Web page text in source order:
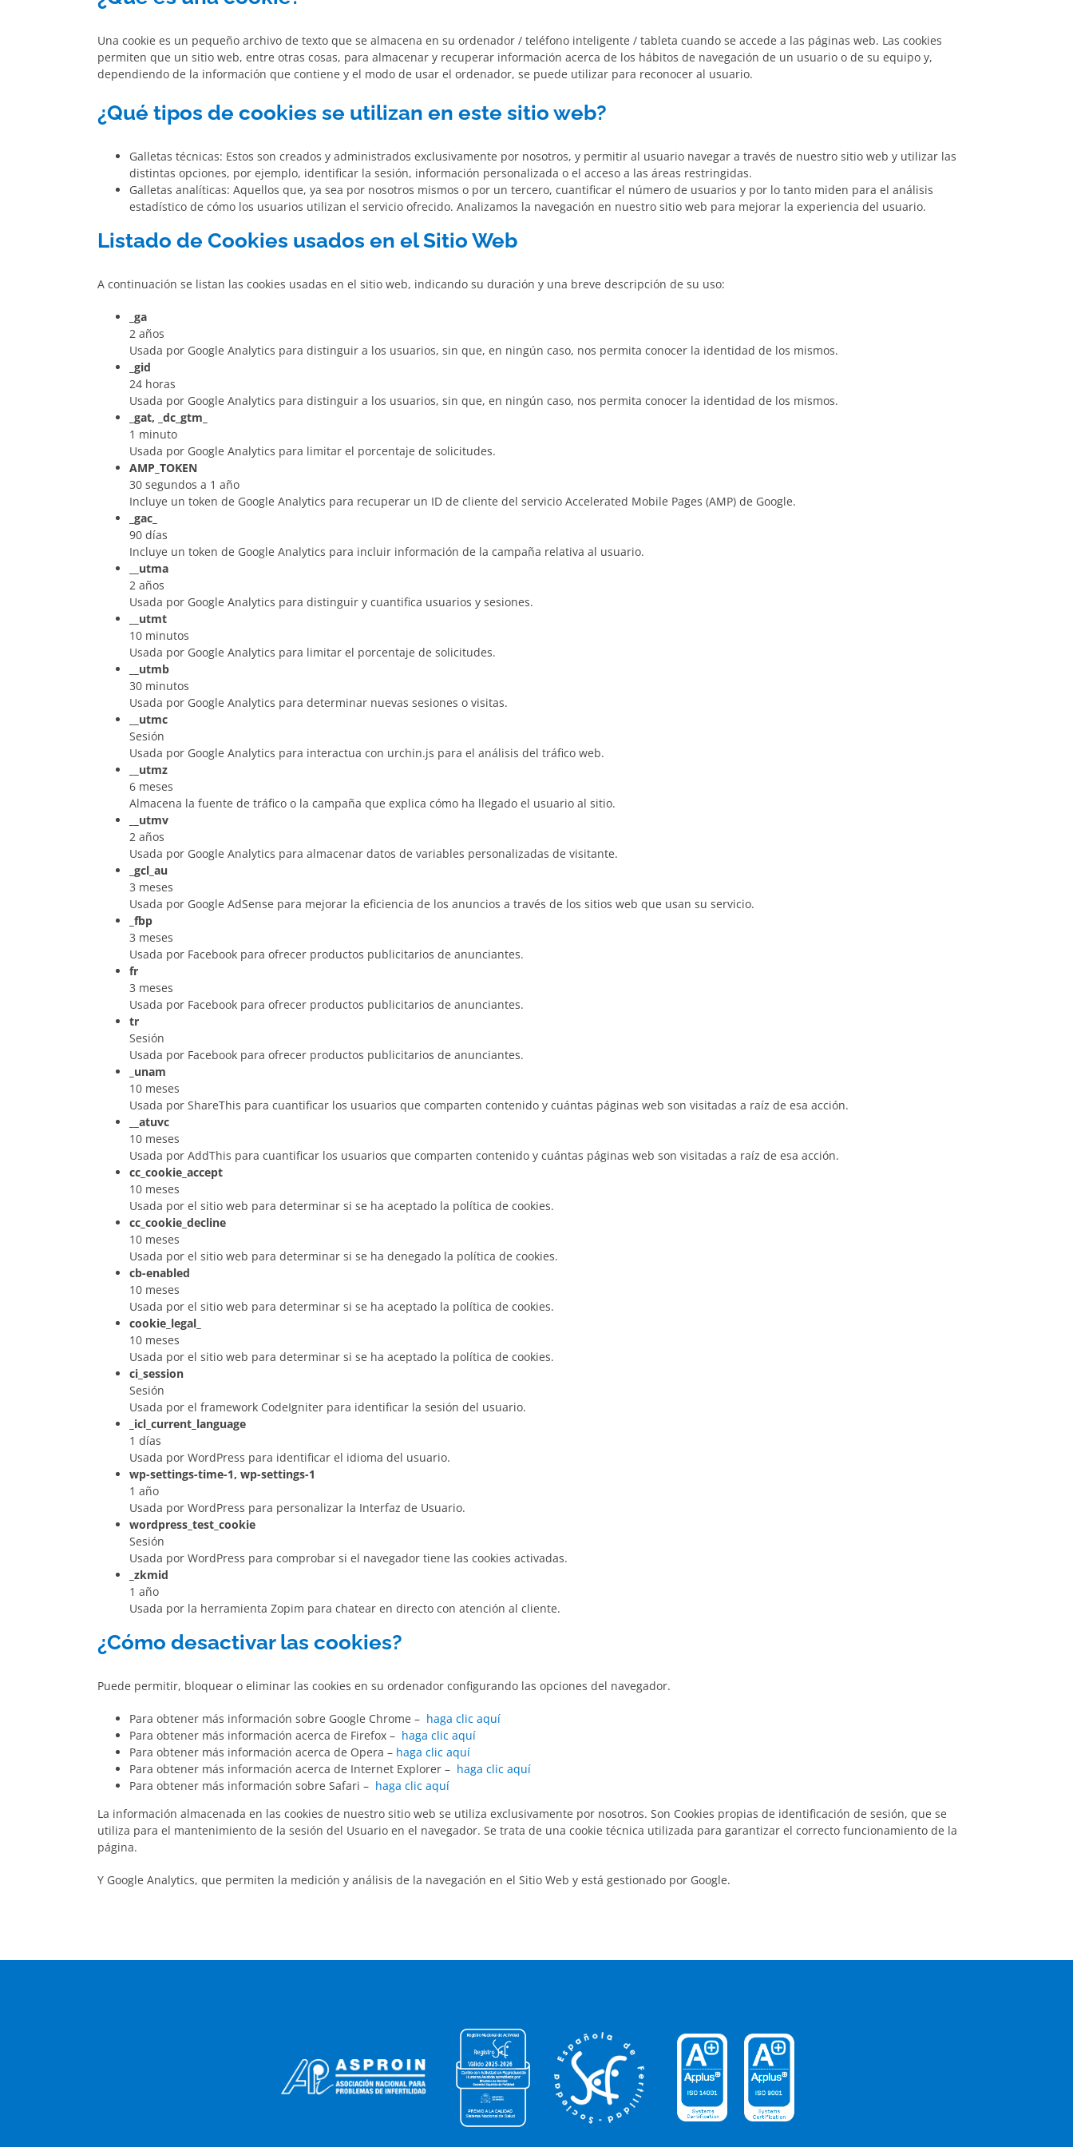
Una cookie es un pequeño archivo de texto que se almacena en su ordenador / teléfono inteligente / tableta cuando se accede a las páginas web. Las cookies
permiten que un sitio web, entre otras cosas, para almacenar y recuperar información acerca de los hábitos de navegación de un usuario o de su equipo y,
dependiendo de la información que contiene y el modo de usar el ordenador, se puede utilizar para reconocer al usuario.
¿Qué tipos de cookies se utilizan en este sitio web?
Galletas técnicas: Estos son creados y administrados exclusivamente por nosotros, y permitir al usuario navegar a través de nuestro sitio web y utilizar las
distintas opciones, por ejemplo, identificar la sesión, información personalizada o el acceso a las áreas restringidas.
Galletas analíticas: Aquellos que, ya sea por nosotros mismos o por un tercero, cuantificar el número de usuarios y por lo tanto miden para el análisis
estadístico de cómo los usuarios utilizan el servicio ofrecido. Analizamos la navegación en nuestro sitio web para mejorar la experiencia del usuario.
Listado de Cookies usados en el Sitio Web
A continuación se listan las cookies usadas en el sitio web, indicando su duración y una breve descripción de su uso:
_ga
2 años
Usada por Google Analytics para distinguir a los usuarios, sin que, en ningún caso, nos permita conocer la identidad de los mismos.
_gid
24 horas
Usada por Google Analytics para distinguir a los usuarios, sin que, en ningún caso, nos permita conocer la identidad de los mismos.
_gat, _dc_gtm_
1 minuto
Usada por Google Analytics para limitar el porcentaje de solicitudes.
AMP_TOKEN
30 segundos a 1 año
Incluye un token de Google Analytics para recuperar un ID de cliente del servicio Accelerated Mobile Pages (AMP) de Google.
_gac_
90 días
Incluye un token de Google Analytics para incluir información de la campaña relativa al usuario.
__utma
2 años
Usada por Google Analytics para distinguir y cuantifica usuarios y sesiones.
__utmt
10 minutos
Usada por Google Analytics para limitar el porcentaje de solicitudes.
__utmb
30 minutos
Usada por Google Analytics para determinar nuevas sesiones o visitas.
__utmc
Sesión
Usada por Google Analytics para interactua con urchin.js para el análisis del tráfico web.
__utmz
6 meses
Almacena la fuente de tráfico o la campaña que explica cómo ha llegado el usuario al sitio.
__utmv
2 años
Usada por Google Analytics para almacenar datos de variables personalizadas de visitante.
_gcl_au
3 meses
Usada por Google AdSense para mejorar la eficiencia de los anuncios a través de los sitios web que usan su servicio.
_fbp
3 meses
Usada por Facebook para ofrecer productos publicitarios de anunciantes.
fr
3 meses
Usada por Facebook para ofrecer productos publicitarios de anunciantes.
tr
Sesión
Usada por Facebook para ofrecer productos publicitarios de anunciantes.
_unam
10 meses
Usada por ShareThis para cuantificar los usuarios que comparten contenido y cuántas páginas web son visitadas a raíz de esa acción.
__atuvc
10 meses
Usada por AddThis para cuantificar los usuarios que comparten contenido y cuántas páginas web son visitadas a raíz de esa acción.
cc_cookie_accept
10 meses
Usada por el sitio web para determinar si se ha aceptado la política de cookies.
cc_cookie_decline
10 meses
Usada por el sitio web para determinar si se ha denegado la política de cookies.
cb-enabled
10 meses
Usada por el sitio web para determinar si se ha aceptado la política de cookies.
cookie_legal_
10 meses
Usada por el sitio web para determinar si se ha aceptado la política de cookies.
ci_session
Sesión
Usada por el framework CodeIgniter para identificar la sesión del usuario.
_icl_current_language
1 días
Usada por WordPress para identificar el idioma del usuario.
wp-settings-time-1, wp-settings-1
1 año
Usada por WordPress para personalizar la Interfaz de Usuario.
wordpress_test_cookie
Sesión
Usada por WordPress para comprobar si el navegador tiene las cookies activadas.
_zkmid
1 año
Usada por la herramienta Zopim para chatear en directo con atención al cliente.
¿Cómo desactivar las cookies?
Puede permitir, bloquear o eliminar las cookies en su ordenador configurando las opciones del navegador.
Para obtener más información sobre Google Chrome – haga clic aquí
Para obtener más información acerca de Firefox – haga clic aquí
Para obtener más información acerca de Opera – haga clic aquí
Para obtener más información acerca de Internet Explorer – haga clic aquí
Para obtener más información sobre Safari – haga clic aquí
La información almacenada en las cookies de nuestro sitio web se utiliza exclusivamente por nosotros. Son Cookies propias de identificación de sesión, que se
utiliza para el mantenimiento de la sesión del Usuario en el navegador. Se trata de una cookie técnica utilizada para garantizar el correcto funcionamiento de la
página.
Y Google Analytics, que permiten la medición y análisis de la navegación en el Sitio Web y está gestionado por Google.